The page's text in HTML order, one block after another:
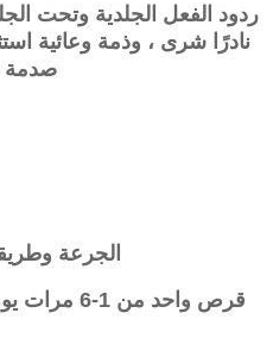
ردود الفعل الجلدية وتحت
نادرًا شرى ، وذمة وعائية
صدمة
الجرعة
قرص واحد من 1-6 مرات يوميا أو حسب وصف الطبيب